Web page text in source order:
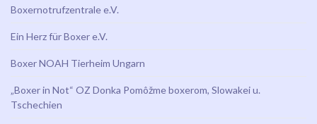
Boxernotrufzentrale e.V.
Ein Herz für Boxer e.V.
Boxer NOAH Tierheim Ungarn
„Boxer in Not“ OZ Donka Pomôžme boxerom, Slowakei u.
Tschechien